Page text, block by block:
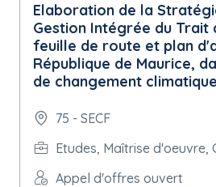
Elaboration de la
Gestion Intégrée du Trait
feuille de route et plan
République de Maurice,
de changement
75 - SECF
Etudes, Maîtrise d'oeuvre,
Appel d'offres ouvert